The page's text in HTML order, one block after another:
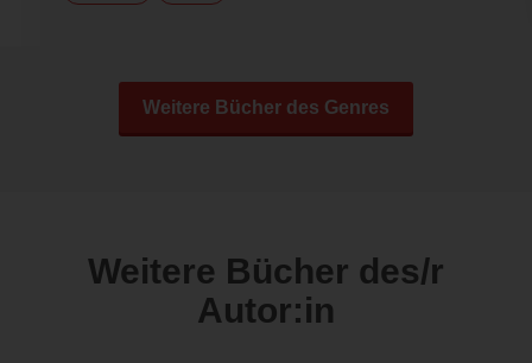
Weitere Bücher des Genres
Weitere Bücher des/r
Autor:in